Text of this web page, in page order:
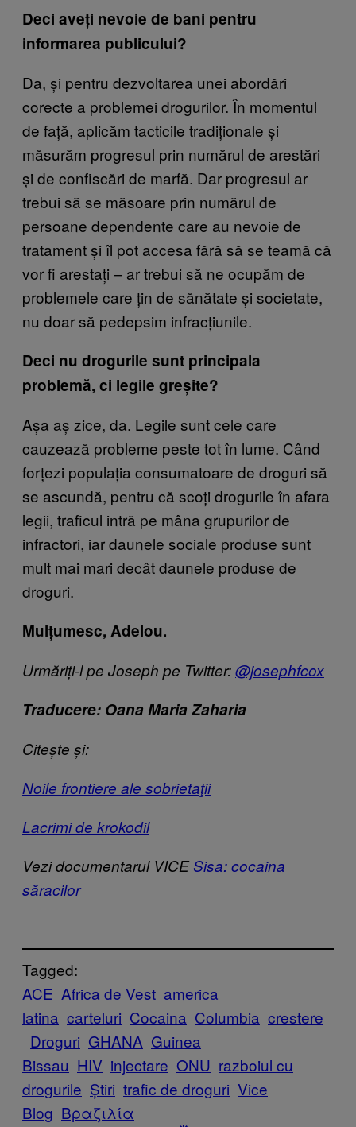
Deci aveți nevoie de bani pentru
informarea publicului?
Da, și pentru dezvoltarea unei abordări
corecte a problemei drogurilor. În momentul
de față, aplicăm tacticile tradiționale și
măsurăm progresul prin numărul de arestări
și de confiscări de marfă. Dar progresul ar
trebui să se măsoare prin numărul de
persoane dependente care au nevoie de
tratament și îl pot accesa fără să se teamă că
vor fi arestați – ar trebui să ne ocupăm de
problemele care țin de sănătate și societate,
nu doar să pedepsim infracțiunile.
Deci nu drogurile sunt principala
problemă, ci legile greșite?
Așa aș zice, da. Legile sunt cele care
cauzează probleme peste tot în lume. Când
forțezi populația consumatoare de droguri să
se ascundă, pentru că scoți drogurile în afara
legii, traficul intră pe mâna grupurilor de
infractori, iar daunele sociale produse sunt
mult mai mari decât daunele produse de
droguri.
Mulțumesc, Adelou.
Urmăriți-l pe Joseph pe Twitter:@josephfcox
Traducere: Oana Maria Zaharia
Citește și:
Noile frontiere ale sobrietaţii
Lacrimi de krokodil
Vezi documentarul VICESisa: cocaina
săracilor
Tagged:
ACE Africa de Vest america
latina carteluri Cocaina Columbia crestere
Droguri GHANA Guinea
Bissau HIV injectare ONU razboiul cu
drogurile Știri trafic de droguri Vice
Blog Βραζιλία